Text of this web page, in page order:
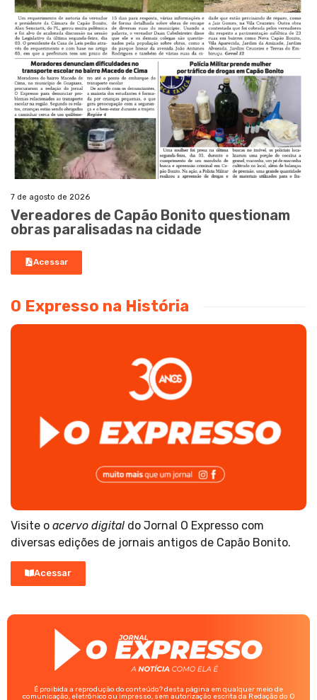
7 de agosto de 2026
Vereadores de Capão Bonito questionam
obras paralisadas na cidade
Acessar
O Expresso na História
Visite o acervo digital do Jornal O Expresso com
diversas edições de jornais antigos de Capão Bonito.
Acessar
É proibida a reprodução do conteúdo? desta página em qualquer meio de
comunicação, eletrônico ou impresso, sem autorização escrita da Redação do O